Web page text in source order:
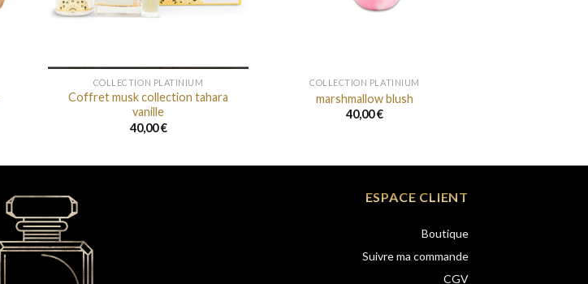
COLLECTION PLATINIUM
Coffret musk collection tahara
vanille
40,00€
COLLECTION PLATINIUM
marshmallow blush
40,00€
ESPACE CLIENT
Boutique
Suivre ma commande
CGV